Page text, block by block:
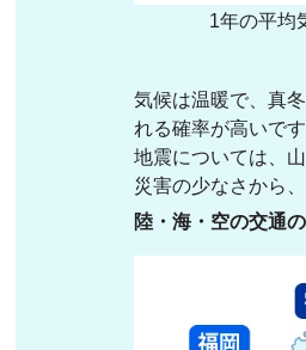
1年の平均
気候は温暖で、真
れる確率が高いで
地震については、
災害の少なさから
陸・海・空の交通